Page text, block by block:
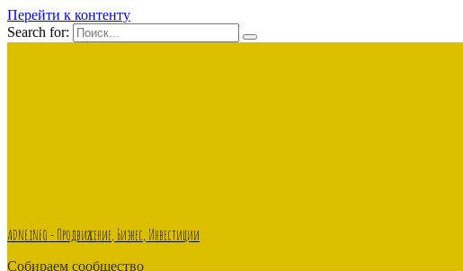
Перейти к контенту
Search for:
ADNE.iNFO - Продвижение, Бизнес, Инвестиции
Собираем сообщество